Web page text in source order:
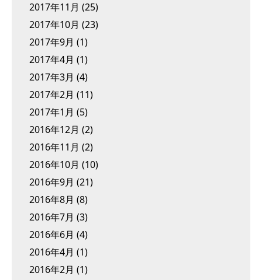
2017年11月 (25)
2017年10月 (23)
2017年9月 (1)
2017年4月 (1)
2017年3月 (4)
2017年2月 (11)
2017年1月 (5)
2016年12月 (2)
2016年11月 (2)
2016年10月 (10)
2016年9月 (21)
2016年8月 (8)
2016年7月 (3)
2016年6月 (4)
2016年4月 (1)
2016年2月 (1)